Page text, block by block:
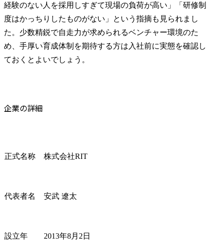
経験のない人を採用しすぎて現場の負荷が高い」「研修制
度はかっちりしたものがない」という指摘も見られまし
た。少数精鋭で自走力が求められるベンチャー環境のた
め、手厚い育成体制を期待する方は入社前に実態を確認し
ておくとよいでしょう。
企業の詳細
正式名称 株式会社RIT
代表者名 安武 遼太
設立年 2013年8月2日